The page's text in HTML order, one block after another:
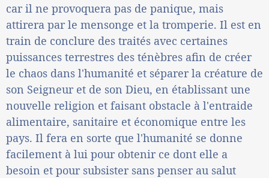
car il ne provoquera pas de panique, mais
attirera par le mensonge et la tromperie. Il est en
train de conclure des traités avec certaines
puissances terrestres des ténèbres afin de créer
le chaos dans l'humanité et séparer la créature de
son Seigneur et de son Dieu, en établissant une
nouvelle religion et faisant obstacle à l'entraide
alimentaire, sanitaire et économique entre les
pays. Il fera en sorte que l'humanité se donne
facilement à lui pour obtenir ce dont elle a
besoin et pour subsister sans penser au salut